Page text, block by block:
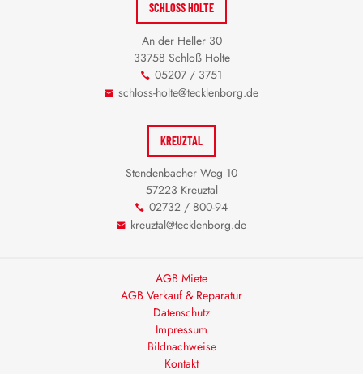
SCHLOSS HOLTE
An der Heller 30
33758 Schloß Holte
05207 / 3751
schloss-holte@tecklenborg.de
KREUZTAL
Stendenbacher Weg 10
57223 Kreuztal
02732 / 800-94
kreuztal@tecklenborg.de
AGB Miete
AGB Verkauf & Reparatur
Datenschutz
Impressum
Bildnachweise
Kontakt